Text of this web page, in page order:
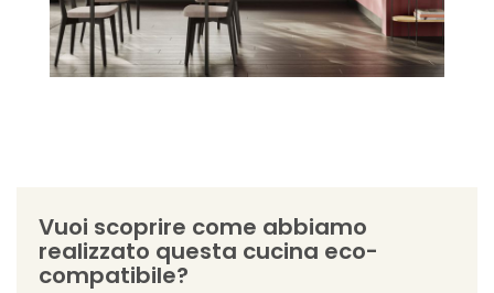
Vuoi scoprire come abbiamo
realizzato questa cucina eco-
compatibile?